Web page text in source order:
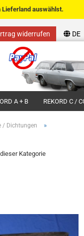
widerrufen DE
Passwort
Lieferland auswählst.
A + B REKORD C /
/ Dichtungen »
Kategorie